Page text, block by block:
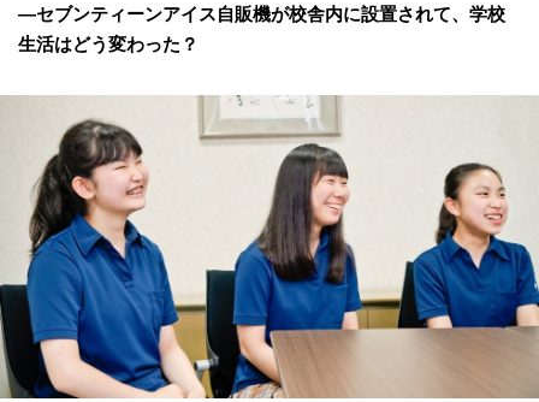
―セブンティーンアイス自販機が校舎内に設置されて、学校
生活はどう変わった？